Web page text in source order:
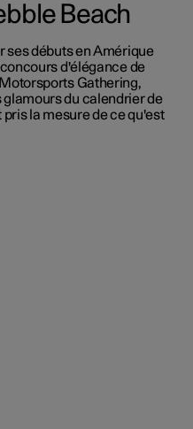
Beach
ses débuts en Amérique
d'élégance de
Gathering,
glamours du calendrier de
la mesure de ce qu'est